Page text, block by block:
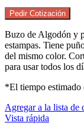
Pedir Cotización
Buzo de Algodón y
estampas. Tiene
del mismo color.
para usar todos los
*El tiempo estimado
Agregar a la lista de
Vista rápida